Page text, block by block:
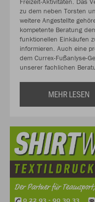
zu dem neben Torsten
weitere Angestellte
kompetente Beratung
funktionellen Einkäufen
informieren. Auch eine
dem Currex-Fußanlyse-
unserer fachlichen
MEHR LESEN